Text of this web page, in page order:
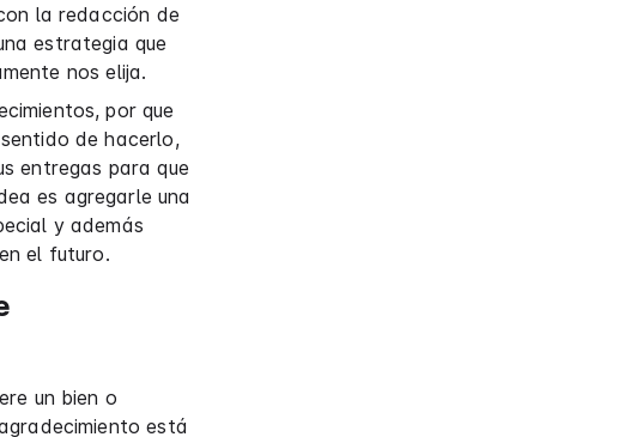
la redacción de
estrategia que
nos elija.
por que
de hacerlo,
entregas para que
es agregarle una
y además
el futuro.
un bien o
está